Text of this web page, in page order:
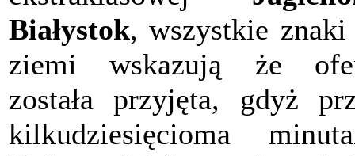
Białystok, wszystkie znaki
ziemi wskazują że
została przyjęta, gdyż
kilkudziesięcioma